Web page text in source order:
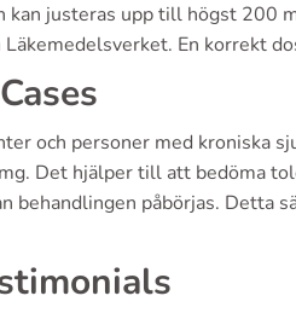
kan justeras upp till högst 200
En korrekt
och personer med kroniska
Det hjälper till att bedöma
behandlingen påbörjas. Detta